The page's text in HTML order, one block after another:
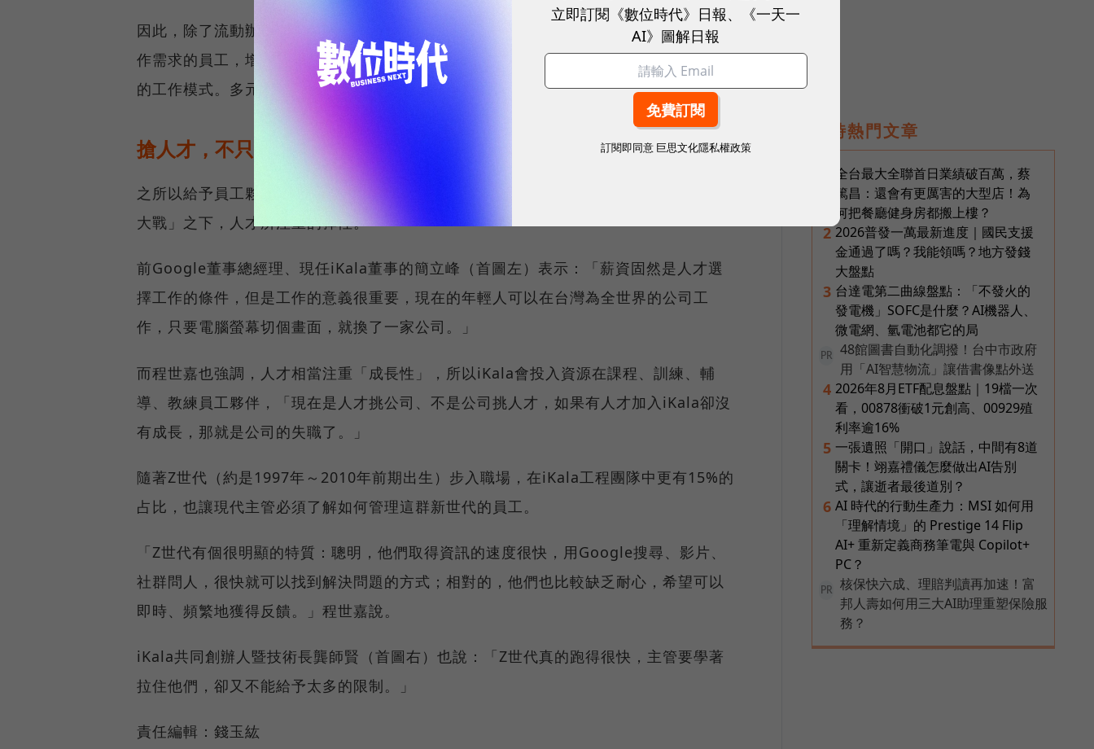
因此，除了流動辦公桌之外，iKala將交誼空間擴大為2倍，並針對有個人專注、獨立工
作需求的員工，增設5間個人工作艙；亦將會議室遠端協作設備升級，因應更多遠距會議
的工作模式。多元的空間選擇將能提升員工的個人自主性及跨團隊協作效率。
搶人才，不只是薪資，更要給夥伴「工作的意義」
之所以給予員工夥伴更彈性的座位選擇，以及採用混合辦公的模式，是為了因應「搶人
大戰」之下，人才所注重的彈性。
前Google董事總經理、現任iKala董事的簡立峰（首圖左）表示：「薪資固然是人才選
擇工作的條件，但是工作的意義很重要，現在的年輕人可以在台灣為全世界的公司工
作，只要電腦螢幕切個畫面，就換了一家公司。」
而程世嘉也強調，人才相當注重「成長性」，所以iKala會投入資源在課程、訓練、輔
導、教練員工夥伴，「現在是人才挑公司、不是公司挑人才，如果有人才加入iKala卻沒
有成長，那就是公司的失職了。」
隨著Z世代（約是1997年～2010年前期出生）步入職場，在iKala工程團隊中更有15%的
占比，也讓現代主管必須了解如何管理這群新世代的員工。
「Z世代有個很明顯的特質：聰明，他們取得資訊的速度很快，用Google搜尋、影片、
社群問人，很快就可以找到解決問題的方式；相對的，他們也比較缺乏耐心，希望可以
即時、頻繁地獲得反饋。」程世嘉說。
iKala共同創辦人暨技術長龔師賢（首圖右）也說：「Z世代真的跑得很快，主管要學著
拉住他們，卻又不能給予太多的限制。」
責任編輯：錢玉紘
即時熱門文章
全台最大全聯首日業績破百萬，蔡
篤昌：還會有更厲害的大型店！為
何把餐廳健身房都搬上樓？
2 2026普發一萬最新進度｜國民支援
金通過了嗎？我能領嗎？地方發錢
大盤點
3 台達電第二曲線盤點：「不發火的
發電機」SOFC是什麼？AI機器人、
微電網、氫電池都它的局
PR
48館圖書自動化調撥！台中市政府
用「AI智慧物流」讓借書像點外送
4 2026年8月ETF配息盤點｜19檔一次
看，00878衝破1元創高、00929殖
利率逾16%
5 一張遺照「開口」說話，中間有8道
關卡！翊嘉禮儀怎麼做出AI告別
式，讓逝者最後道別？
6 AI 時代的行動生產力：MSI 如何用
「理解情境」的 Prestige 14 Flip
AI+ 重新定義商務筆電與 Copilot+
PC？
PR
核保快六成、理賠判讀再加速！富
邦人壽如何用三大AI助理重塑保險服
務？
立即訂閱《數位時代》日報、《一天一
AI》圖解日報
訂閱即同意 巨思文化隱私權政策